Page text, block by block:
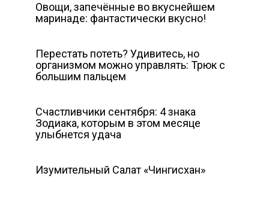
Овощи, запечённые во вкуснейшем
маринаде: фантастически вкусно!
Перестать потеть? Удивитесь, но
организмом можно управлять: Трюк с
большим пальцем
Счастливчики сентября: 4 знака
Зодиака, которым в этом месяце
улыбнется удача
Изумительный Салат «Чингисхан»